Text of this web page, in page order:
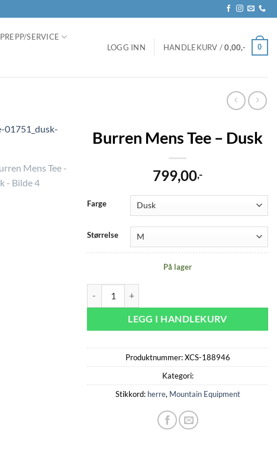
PREPP/SERVICE
LOGG INN HANDLEKURV /0,00,- 0
Burren Mens Tee – Dusk
799,00,-
Farge
Størrelse
På lager
LEGG I HANDLEKURV
Produktnummer:XCS-188946
Kategori:
Stikkord: herre, Mountain Equipment